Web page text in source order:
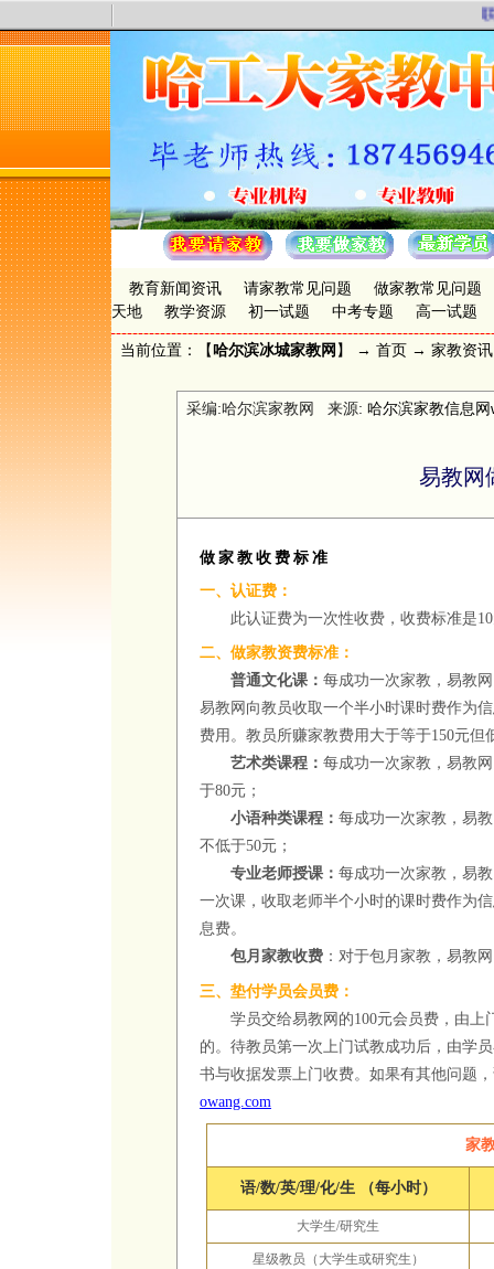
联
教育新闻资讯 请家教常见问题
做家教常见问题
天地
教学资源 初一试题 中考专题 高一试题
当前位置：【哈尔滨冰城家教网 】 → 首页 → 家教资讯
采编:哈尔滨家教网 来源: 哈尔滨家教信息
易教网
做家教收费标准
一、认证费：
此认证费为一次性收费，收费标准是10
二、做家教资费标准：
普通文化课： 每成功一次家教，易教
易教网向教员收取一个半小时课时费作为
费用。教员所赚家教费用大于等于150元但
艺术类课程： 每成功一次家教，易教
于80元；
小语种类课程： 每成功一次家教，易
不低于50元；
专业老师授课： 每成功一次家教，易
一次课，收取老师半个小时的课时费作为
息费。
包月家教收费 ：对于包月家教，易教
三、垫付学员会员费：
学员交给易教网的100元会员费，由上
的。待教员第一次上门试教成功后，由学
书与收据发票上门收费。如果有其他问题
owang.com
家
语/数/英/理/化/生 （每小时）
大学生/研究生
星级教员（大学生或研究生）